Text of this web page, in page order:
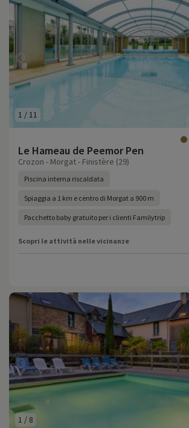
1 / 11
Le Hameau de Peemor Pen
Crozon - Morgat - Finistère (29)
Piscina interna riscaldata
Spiaggia a 1 km e centro di Morgat a 900 m
Pacchetto baby gratuito per i clienti Familytrip
Scopri le attività nelle vicinanze
1 / 8